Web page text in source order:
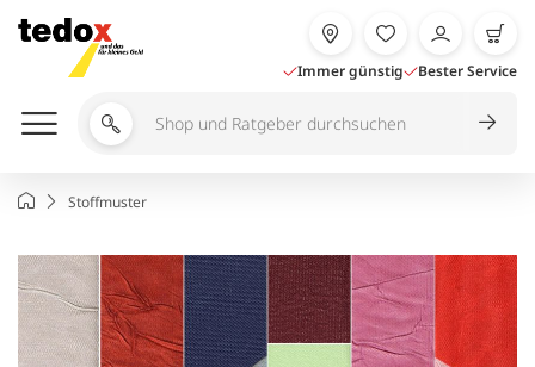
Inhalt
springen
Immer günstig Bester Service
Shop
Ratgeber
StartseiteStoffmuster